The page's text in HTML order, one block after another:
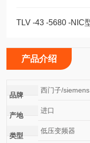
产品介绍
品牌
西门子/siemens
产地
进口
类型
低压变频器